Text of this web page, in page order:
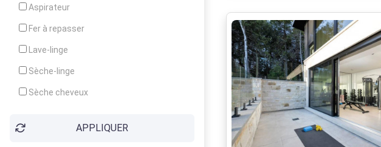
Aspirateur
Fer à repasser
Lave-linge
Sèche-linge
Sèche cheveux
APPLIQUER